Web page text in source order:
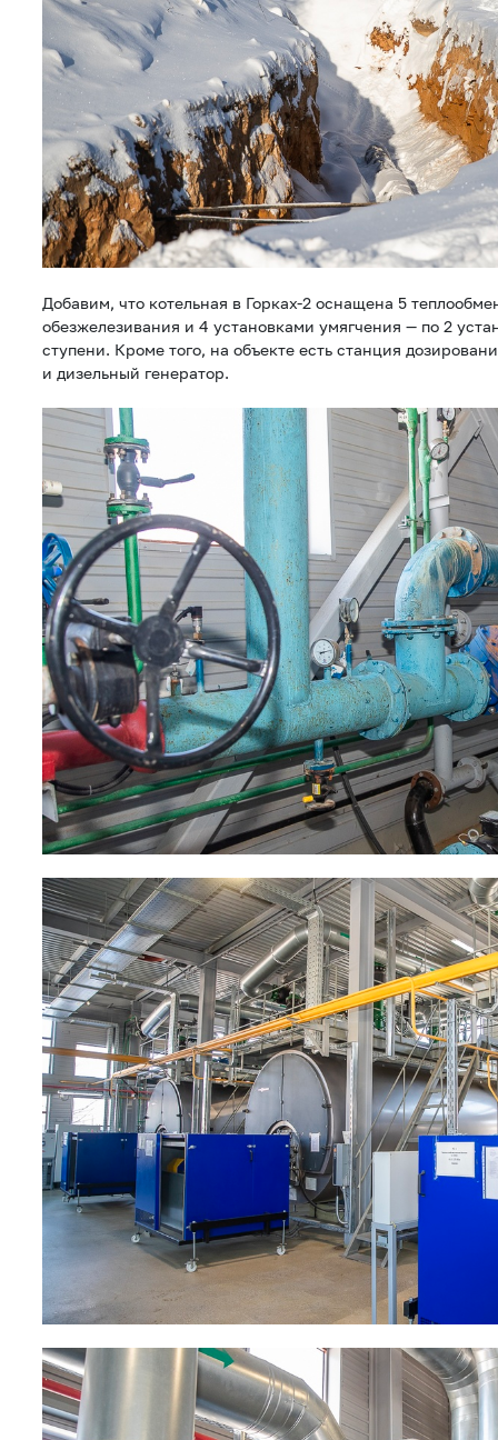
Добавим, что котельная в Горках-2 оснащена 5
обезжелезивания и 4 установками умягчения — по 2
ступени. Кроме того, на объекте есть станция
и дизельный генератор.